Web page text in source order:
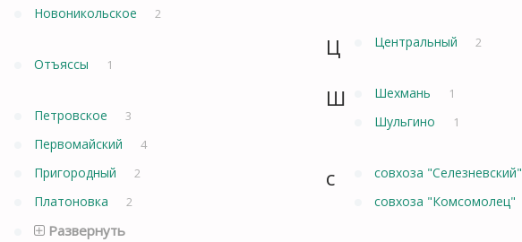
Новоникольское 2
Отъяссы 1
Петровское 3
Первомайский 4
Пригородный 2
Платоновка 2
Развернуть
Ц Центральный 2
Ш Шехмань 1
Шульгино 1
с совхоза "Селезневский"
совхоза "Комсомолец"